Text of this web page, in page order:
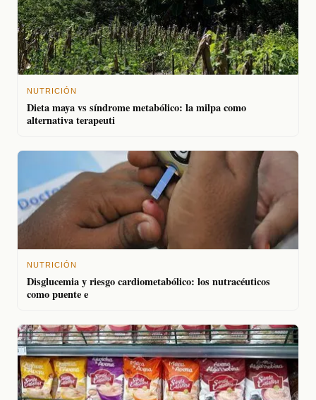
NUTRICIÓN
Dieta maya vs síndrome metabólico: la milpa como
alternativa terapeuti
NUTRICIÓN
Disglucemia y riesgo cardiometabólico: los nutracéuticos
como puente e